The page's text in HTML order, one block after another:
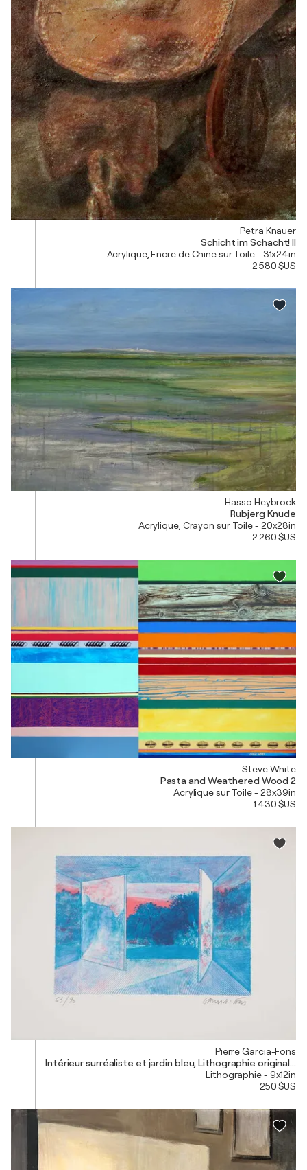
Petra Knauer
Schicht im Schacht! II
Acrylique, Encre de Chine sur Toile - 31x24in
2 580 $US
Hasso Heybrock
Rubjerg Knude
Acrylique, Crayon sur Toile - 20x28in
2 260 $US
Steve White
Pasta and Weathered Wood 2
Acrylique sur Toile - 28x39in
1 430 $US
Pierre Garcia-Fons
Intérieur surréaliste et jardin bleu, Lithographie originale
Lithographie - 9x12in
250 $US